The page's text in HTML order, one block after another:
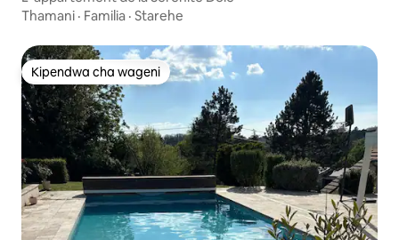
Thamani · Familia · Starehe
Kipendwa cha wageni
Kipendwa cha wageni